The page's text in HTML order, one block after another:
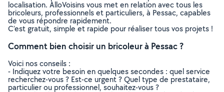
localisation. AlloVoisins vous met en relation avec tous les
bricoleurs, professionnels et particuliers, à Pessac, capables
de vous répondre rapidement.
C’est gratuit, simple et rapide pour réaliser tous vos projets !
Comment bien choisir un bricoleur à Pessac ?
Voici nos conseils :
- Indiquez votre besoin en quelques secondes : quel service
recherchez-vous ? Est-ce urgent ? Quel type de prestataire,
particulier ou professionnel, souhaitez-vous ?